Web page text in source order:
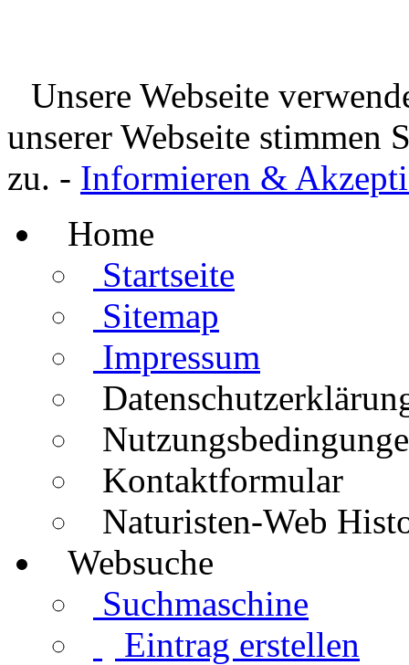
Unsere Webseite
unserer Webseite stimmen
zu. - Informieren &
Home
Startseite
Sitemap
Impressum
Kontaktformular
Naturisten-Web
Websuche
Suchmaschine
Eintrag erstellen